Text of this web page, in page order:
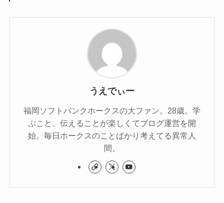
うえでぃー
福岡ソフトバンクホークスの大ファン。28歳。学
ぶこと、伝えることが楽しくてブログ運営を開
始。毎日ホークスのことばかり考えてる異常人
間。